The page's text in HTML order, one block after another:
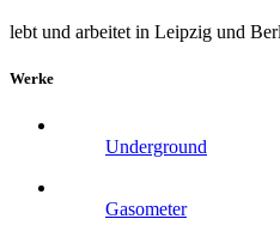
lebt und arbeitet in Leipzig und
Werke
Underground
Gasometer